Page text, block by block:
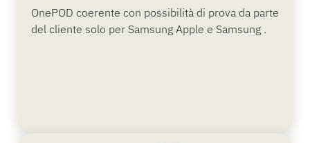
OnePOD coerente con possibilità di prova da parte
del cliente solo per Samsung Apple e Samsung .